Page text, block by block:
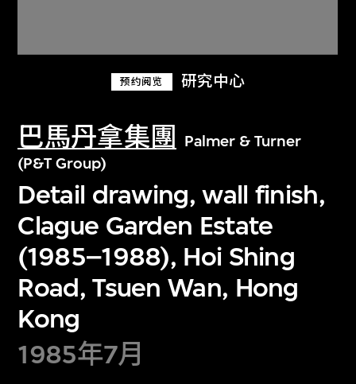
预约阅览 研究中心
巴馬丹拿集團
Palmer & Turner
(P&T Group)
Detail drawing, wall finish,
Clague Garden Estate
(1985–1988), Hoi Shing
Road, Tsuen Wan, Hong
Kong
1985年7月
关于M+藏品
探索世界顶级的二十及二十一世纪视觉
文化藏品。